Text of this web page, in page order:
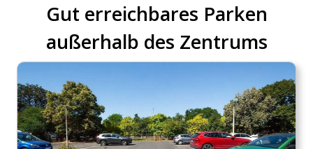
Gut erreichbares Parken
außerhalb des Zentrums